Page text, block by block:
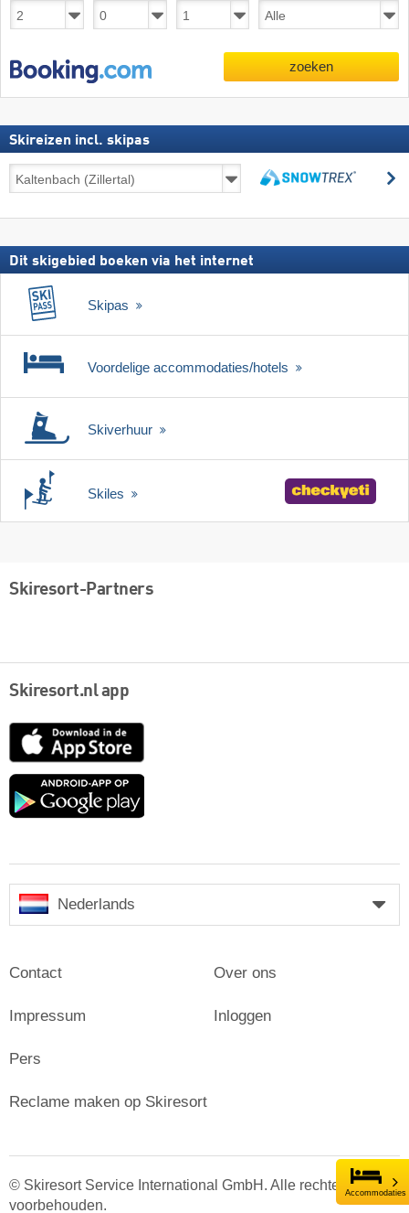
Accommodaties
zoeken
Skireizen incl. skipas
Skireizen
incl.
Dit skigebied boeken via het internet
Skipas
Voordelige accommodaties/hotels
Skiverhuur
Skiles
Skiresort-Partners
Skiresort.nl app
Nederlands
Contact
Impressum
Pers
Over ons
Inloggen
Reclame maken op Skiresort
© Skiresort Service International GmbH. Alle rechten
voorbehouden.